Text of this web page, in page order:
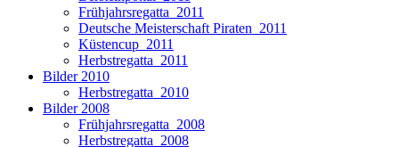
Frühjahrsregatta_2011
Deutsche Meisterschaft Piraten_2011
Küstencup_2011
Herbstregatta_2011
Bilder 2010
Herbstregatta_2010
Bilder 2008
Frühjahrsregatta_2008
Herbstregatta_2008